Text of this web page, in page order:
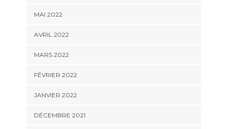
MAI 2022
AVRIL 2022
MARS 2022
FÉVRIER 2022
JANVIER 2022
DÉCEMBRE 2021